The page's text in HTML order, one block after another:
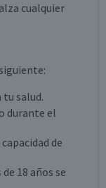
cualquier
tu salud.
durante el
de
18 años se